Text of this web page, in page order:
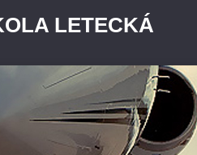
LETECKÁ